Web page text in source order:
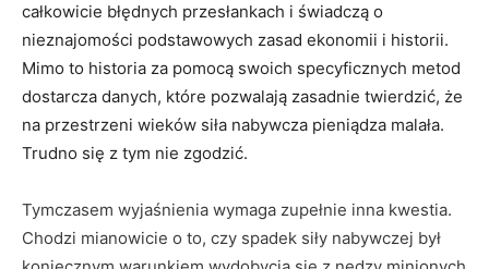
całkowicie błędnych przesłankach i świadczą o
nieznajomości podstawowych zasad ekonomii i historii.
Mimo to historia za pomocą swoich specyficznych metod
dostarcza danych, które pozwalają zasadnie twierdzić, że
na przestrzeni wieków siła nabywcza pieniądza malała.
Trudno się z tym nie zgodzić.
Tymczasem wyjaśnienia wymaga zupełnie inna kwestia.
Chodzi mianowicie o to, czy spadek siły nabywczej był